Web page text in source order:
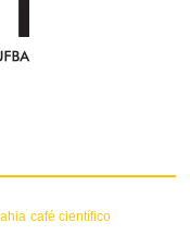
café científico